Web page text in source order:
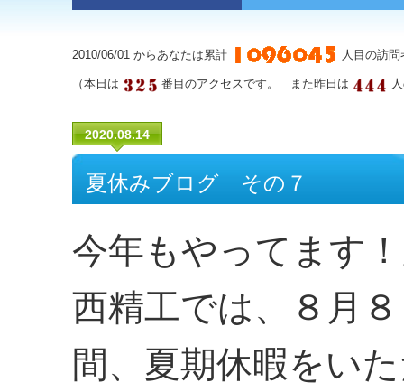
2010/06/01 からあなたは累計 人目の訪
（本日は 番目のアクセスです。 また昨日は
2020.08.14
夏休みブログ その７
今年もやってます
西精工では、８月
間、夏期休暇をい